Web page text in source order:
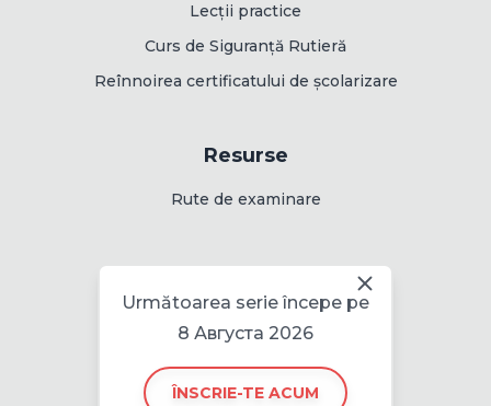
Lecții practice
Curs de Siguranță Rutieră
Reînnoirea certificatului de școlarizare
Resurse
Rute de examinare
Informații
Politica pentru cookie
Următoarea serie începe pe
8 Августа 2026
ÎNSCRIE-TE ACUM